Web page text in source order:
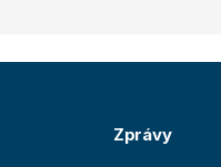
Zprávy